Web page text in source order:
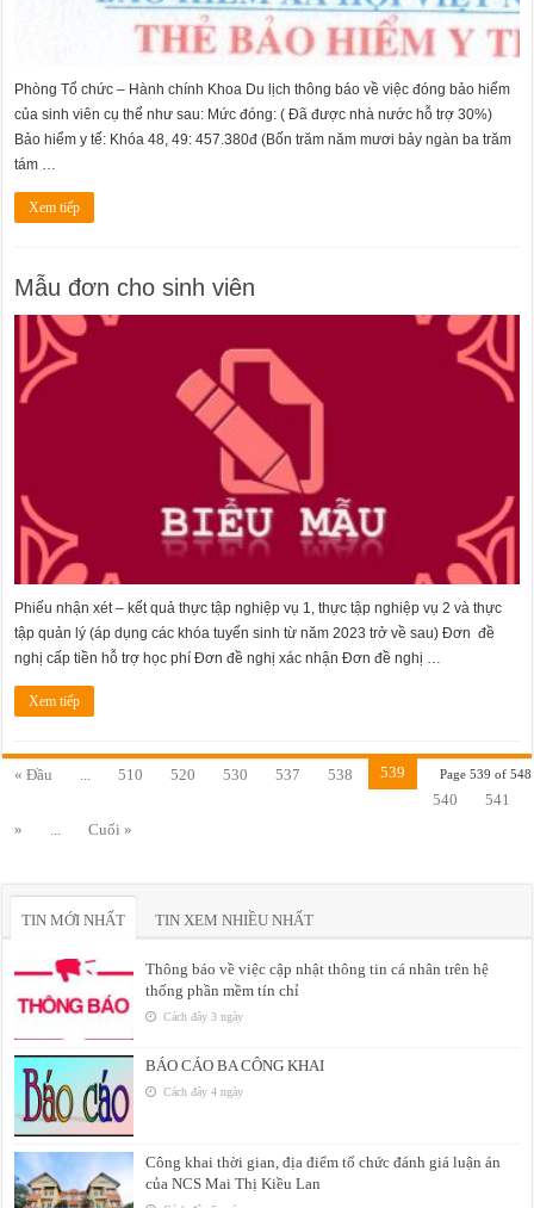
Phòng Tổ chức – Hành chính Khoa Du lịch thông báo về việc đóng bảo hiểm
của sinh viên cụ thể như sau: Mức đóng: ( Đã được nhà nước hỗ trợ 30%)
Bảo hiểm y tế: Khóa 48, 49: 457.380đ (Bốn trăm năm mươi bảy ngàn ba trăm
tám …
Xem tiếp
Mẫu đơn cho sinh viên
Phiếu nhận xét – kết quả thực tập nghiệp vụ 1, thực tập nghiệp vụ 2 và thực
tập quản lý (áp dụng các khóa tuyển sinh từ năm 2023 trở về sau) Đơn đề
nghị cấp tiền hỗ trợ học phí Đơn đề nghị xác nhận Đơn đề nghị …
Xem tiếp
Page 539 of 548
« Đầu 510 520 530 537 538
539
540
541
»
Cuối »
TIN MỚI NHẤT TIN XEM NHIỀU NHẤT
Thông báo về việc cập nhật thông tin cá nhân trên hệ
thống phần mềm tín chỉ
Cách đây 3 ngày
BÁO CÁO BA CÔNG KHAI
Cách đây 4 ngày
Công khai thời gian, địa điểm tổ chức đánh giá luận án
của NCS Mai Thị Kiều Lan